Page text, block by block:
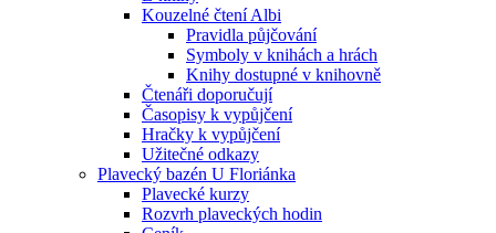
Kouzelné čtení Albi
Pravidla půjčování
Symboly v knihách a hrách
Knihy dostupné v knihovně
Čtenáři doporučují
Časopisy k vypůjčení
Hračky k vypůjčení
Užitečné odkazy
Plavecký bazén U Floriánka
Plavecké kurzy
Rozvrh plaveckých hodin